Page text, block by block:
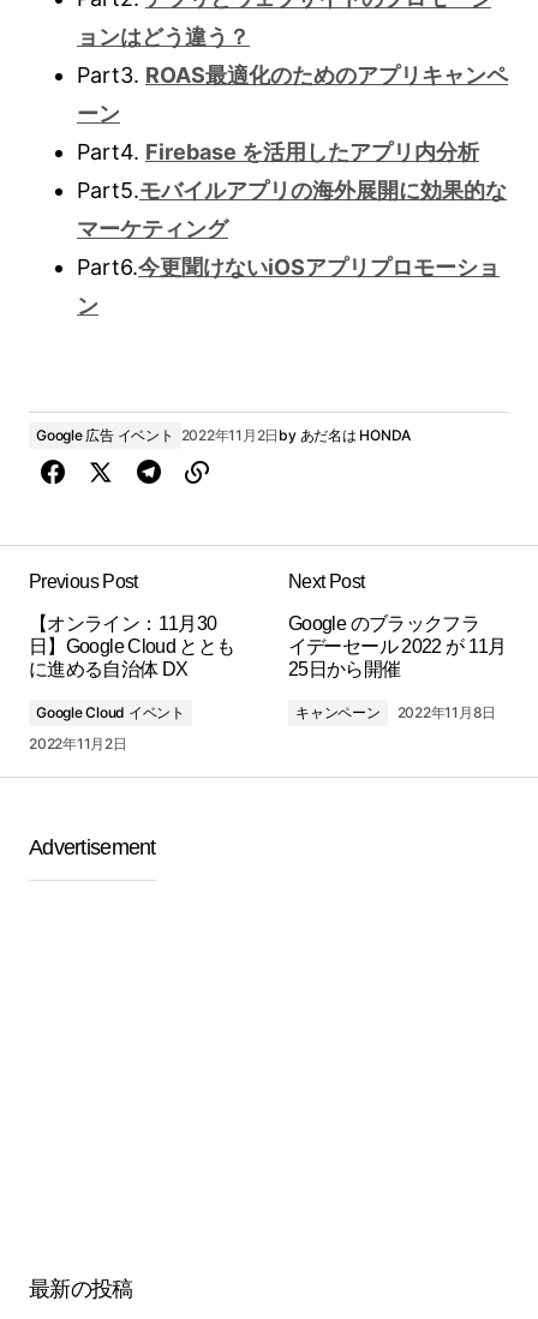
ョンはどう違う？
Part3. ROAS最適化のためのアプリキャンペ
ーン
Part4. Firebase を活用したアプリ内分析
Part5.モバイルアプリの海外展開に効果的な
マーケティング
Part6.今更聞けないiOSアプリプロモーショ
ン
Google 広告 イベント 2022年11月2日 by あだ名は HONDA
Previous Post
【オンライン：11月30
日】Google Cloud ととも
に進める自治体 DX
Google Cloud イベント
2022年11月2日
Next Post
Google のブラックフラ
イ⁠デ⁠ーセール 2022 が 11月
25日から開催
キャンペーン 2022年11月8日
Advertisement
最新の投稿